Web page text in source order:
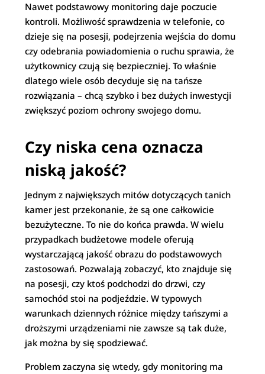
Nawet podstawowy monitoring daje poczucie
kontroli. Możliwość sprawdzenia w telefonie, co
dzieje się na posesji, podejrzenia wejścia do domu
czy odebrania powiadomienia o ruchu sprawia, że
użytkownicy czują się bezpieczniej. To właśnie
dlatego wiele osób decyduje się na tańsze
rozwiązania – chcą szybko i bez dużych inwestycji
zwiększyć poziom ochrony swojego domu.
Czy niska cena oznacza
niską jakość?
Jednym z największych mitów dotyczących tanich
kamer jest przekonanie, że są one całkowicie
bezużyteczne. To nie do końca prawda. W wielu
przypadkach budżetowe modele oferują
wystarczającą jakość obrazu do podstawowych
zastosowań. Pozwalają zobaczyć, kto znajduje się
na posesji, czy ktoś podchodzi do drzwi, czy
samochód stoi na podjeździe. W typowych
warunkach dziennych różnice między tańszymi a
droższymi urządzeniami nie zawsze są tak duże,
jak można by się spodziewać.
Problem zaczyna się wtedy, gdy monitoring ma